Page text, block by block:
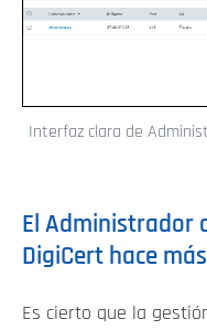
Interfaz clara de
El Administrador
DigiCert hace más
Es cierto que la